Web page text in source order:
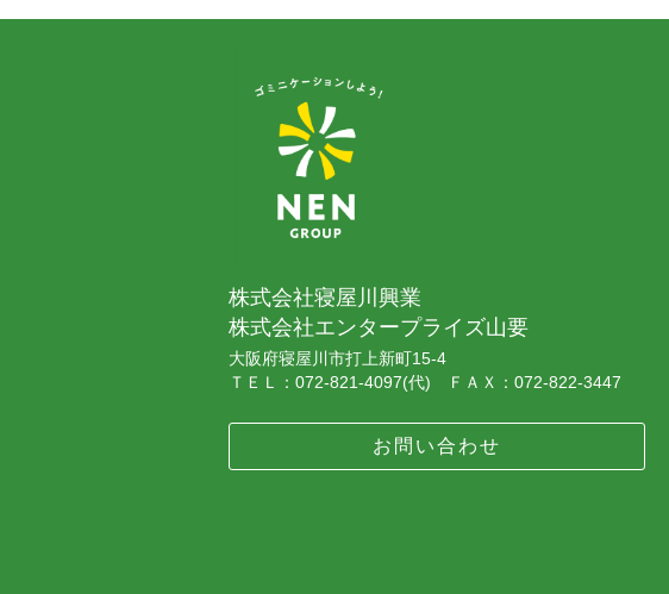
株式会社寝屋川興業
株式会社エンタープライズ山要
大阪府寝屋川市打上新町15-4
ＴＥＬ：072-821-4097(代) ＦＡＸ：072-822-3447
お問い合わせ